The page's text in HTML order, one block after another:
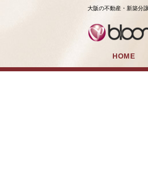
大阪の不動産・新築分
HOME